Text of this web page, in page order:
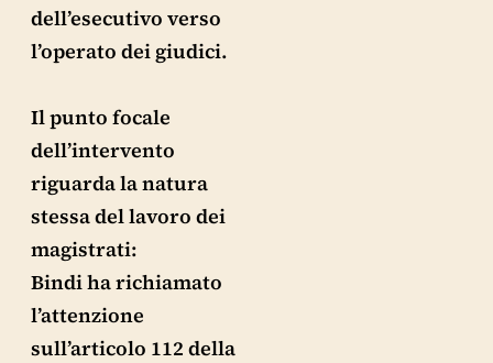
dell’esecutivo verso
l’operato dei giudici.
Il punto focale
dell’intervento
riguarda la natura
stessa del lavoro dei
magistrati:
Bindi ha richiamato
l’attenzione
sull’articolo 112 della